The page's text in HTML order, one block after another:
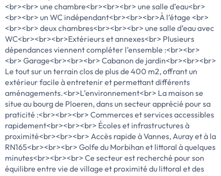
<br><br> une chambre<br><br><br> une salle d’eau<br>
<br><br> un WC indépendant<br><br><br>À l’étage <br>
<br><br> deux chambres<br><br><br> une salle d’eau avec
WC<br><br><br>Extérieurs et annexes<br> Plusieurs
dépendances viennent compléter l’ensemble :<br><br>
<br> Garage<br><br><br> Cabanon de jardin<br><br><br>
Le tout sur un terrain clos de plus de 400 m2, offrant un
extérieur facile à entretenir et permettant différents
aménagements.<br>L’environnement<br> La maison se
situe au bourg de Ploeren, dans un secteur apprécié pour sa
praticité :<br><br><br> Commerces et services accessibles
rapidement<br><br><br> Écoles et infrastructures à
proximité<br><br><br> Accès rapide à Vannes, Auray et à la
RN165<br><br><br> Golfe du Morbihan et littoral à quelques
minutes<br><br><br> Ce secteur est recherché pour son
équilibre entre vie de village et proximité du littoral et des